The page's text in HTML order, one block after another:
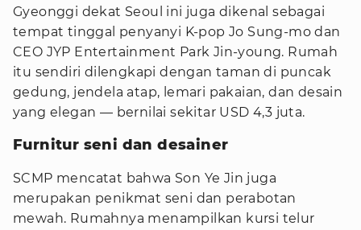
Gyeonggi dekat Seoul ini juga dikenal sebagai
tempat tinggal penyanyi K-pop Jo Sung-mo dan
CEO JYP Entertainment Park Jin-young. Rumah
itu sendiri dilengkapi dengan taman di puncak
gedung, jendela atap, lemari pakaian, dan desain
yang elegan — bernilai sekitar USD 4,3 juta.
Furnitur seni dan desainer
SCMP mencatat bahwa Son Ye Jin juga
merupakan penikmat seni dan perabotan
mewah. Rumahnya menampilkan kursi telur